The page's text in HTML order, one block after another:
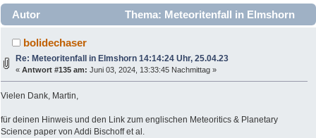
Autor
Thema: Meteoritenfall in Elmshorn
14:14:24 Uhr, 25.04.23 (Gelesen 83431 mal)
bolidechaser
Re: Meteoritenfall in Elmshorn 14:14:24 Uhr, 25.04.23
«Antwort #135 am: Juni 03, 2024, 13:33:45 Nachmittag »
Vielen Dank, Martin,
für deinen Hinweis und den Link zum englischen Meteoritics & Planetary
Science paper von Addi Bischoff et al.